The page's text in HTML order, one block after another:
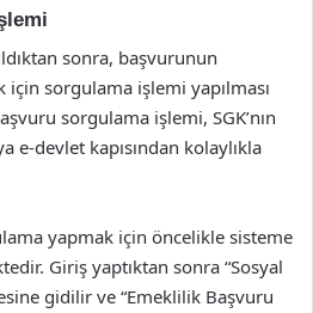
sonra, başvurunun
sorgulama işlemi yapılması
sorgulama işlemi, SGK’nın
e-devlet kapısından kolaylıkla
yapmak için öncelikle sisteme
Giriş yaptıktan sonra “Sosyal
gidilir ve “Emeklilik Başvuru